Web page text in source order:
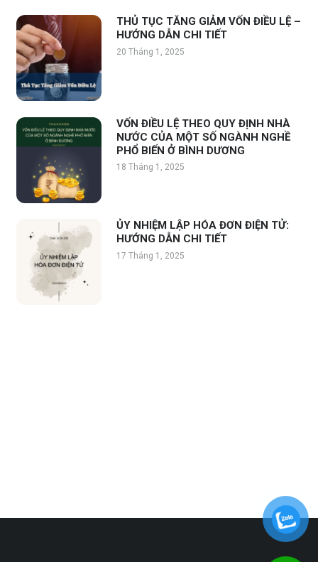
THỦ TỤC TĂNG GIẢM VỐN ĐIỀU LỆ –
HƯỚNG DẪN CHI TIẾT
20 Tháng 1, 2025
VỐN ĐIỀU LỆ THEO QUY ĐỊNH NHÀ
NƯỚC CỦA MỘT SỐ NGÀNH NGHỀ
PHỔ BIẾN Ở BÌNH DƯƠNG
18 Tháng 1, 2025
ỦY NHIỆM LẬP HÓA ĐƠN ĐIỆN TỬ:
HƯỚNG DẪN CHI TIẾT
17 Tháng 1, 2025